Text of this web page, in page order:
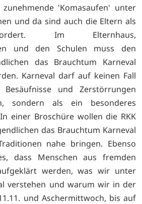
'Komasaufen' unter
und da sind auch die Eltern als
Im Elternhaus,
und den Schulen muss den
das Brauchtum Karneval
Karneval darf auf keinen Fall
und Zerstörrungen
sondern als ein besonderes
einer Broschüre wollen die RKK
das Brauchtum Karneval
nahe bringen. Ebenso
dass Menschen aus fremden
werden, was wir unter
verstehen und warum wir in der
und Aschermittwoch, bis auf